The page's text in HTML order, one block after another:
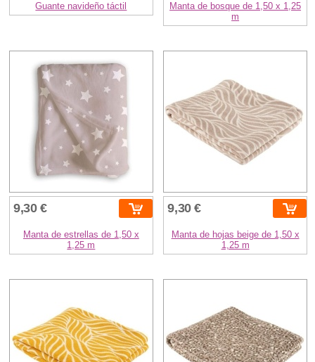
Guante navideño táctil
Manta de bosque de 1,50 x 1,25
m
9,30 €
Manta de estrellas de 1,50 x
1,25 m
9,30 €
Manta de hojas beige de 1,50 x
1,25 m